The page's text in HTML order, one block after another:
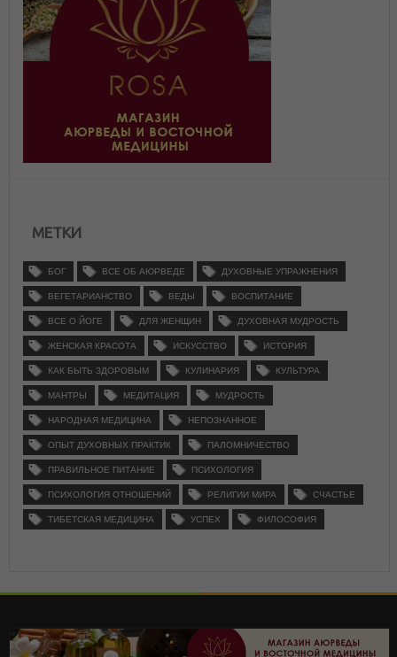
МЕТКИ
БОГ ВСЕ ОБ АЮРВЕДЕ ДУХОВНЫЕ УПРАЖНЕНИЯ
ВЕГЕТАРИАНСТВО ВЕДЫ ВОСПИТАНИЕ
ВСЕ О ЙОГЕ ДЛЯ ЖЕНЩИН ДУХОВНАЯ МУДРОСТЬ
ЖЕНСКАЯ КРАСОТА ИСКУССТВО ИСТОРИЯ
КАК БЫТЬ ЗДОРОВЫМ КУЛИНАРИЯ КУЛЬТУРА
МАНТРЫ МЕДИТАЦИЯ МУДРОСТЬ
НАРОДНАЯ МЕДИЦИНА НЕПОЗНАННОЕ
ОПЫТ ДУХОВНЫХ ПРАКТИК ПАЛОМНИЧЕСТВО
ПРАВИЛЬНОЕ ПИТАНИЕ ПСИХОЛОГИЯ
ПСИХОЛОГИЯ ОТНОШЕНИЙ РЕЛИГИИ МИРА СЧАСТЬЕ
ТИБЕТСКАЯ МЕДИЦИНА УСПЕХ ФИЛОСОФИЯ